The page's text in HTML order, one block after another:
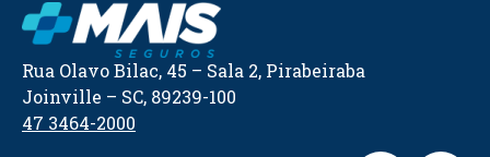
Rua Olavo Bilac, 45 – Sala 2, Pirabeiraba
Joinville – SC, 89239-100
47 3464-2000